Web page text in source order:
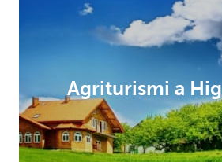
Agriturismi a